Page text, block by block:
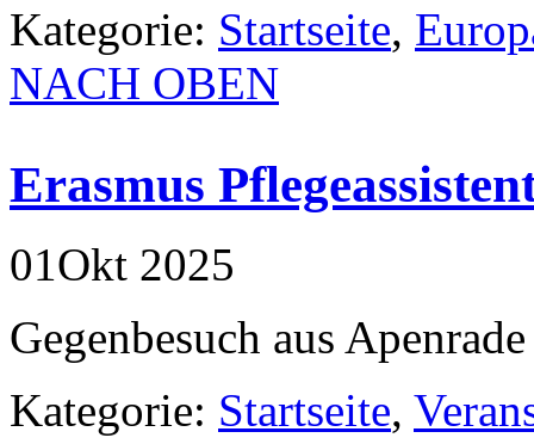
Kategorie: Startseite,
NACH OBEN
Erasmus
01Okt 2025
Gegenbesuch aus
Kategorie: Startseite,